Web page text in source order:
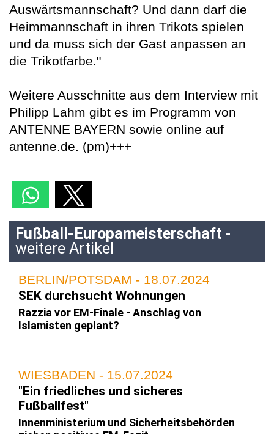
Auswärtsmannschaft? Und dann darf die
Heimmannschaft in ihren Trikots spielen
und da muss sich der Gast anpassen an
die Trikotfarbe."
Weitere Ausschnitte aus dem Interview mit
Philipp Lahm gibt es im Programm von
ANTENNE BAYERN sowie online auf
antenne.de. (pm)+++
Fußball-Europameisterschaft -
weitere Artikel
BERLIN/POTSDAM - 18.07.2024
SEK durchsucht Wohnungen
Razzia vor EM-Finale - Anschlag von
Islamisten geplant?
WIESBADEN - 15.07.2024
"Ein friedliches und sicheres
Fußballfest"
Innenministerium und Sicherheitsbehörden
ziehen positives EM-Fazit